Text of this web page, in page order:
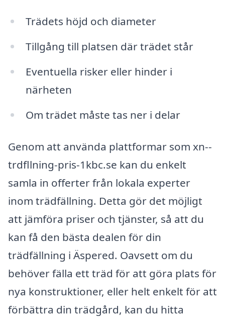
Trädets höjd och diameter
Tillgång till platsen där trädet står
Eventuella risker eller hinder i
närheten
Om trädet måste tas ner i delar
Genom att använda plattformar som xn--
trdfllning-pris-1kbc.se kan du enkelt
samla in offerter från lokala experter
inom trädfällning. Detta gör det möjligt
att jämföra priser och tjänster, så att du
kan få den bästa dealen för din
trädfällning i Äspered. Oavsett om du
behöver fälla ett träd för att göra plats för
nya konstruktioner, eller helt enkelt för att
förbättra din trädgård, kan du hitta